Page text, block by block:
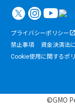
プライバシーポリシー
禁止事項
資金決済法
Cookie使用に関するポ
©GMO